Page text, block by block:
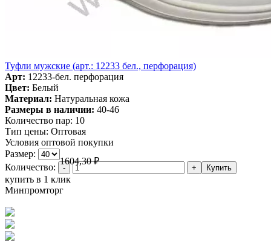
Туфли мужские (арт.: 12233 бел., перфорация)
Арт: 12233-бел. перфорация
Цвет: Белый
Материал: Натуральная кожа
Размеры в наличии: 40-46
Количество пар: 10
Тип цены: Оптовая
Условия оптовой покупки
Размер:
1604,30₽
Количество:
купить в 1 клик
Минпромторг